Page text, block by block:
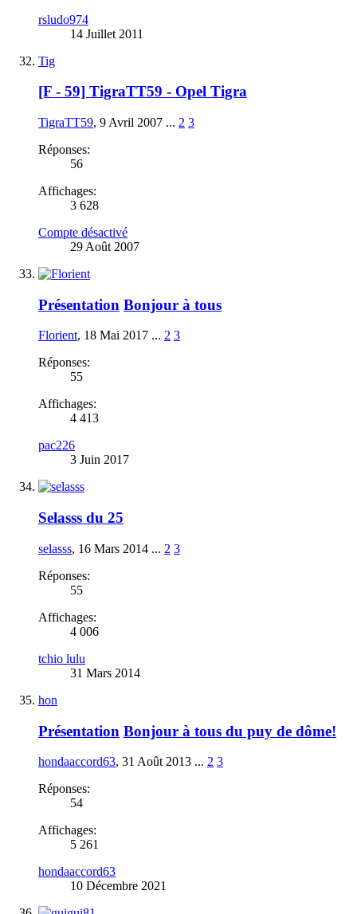
rsludo974
14 Juillet 2011
Tig
[F - 59] TigraTT59 - Opel Tigra
TigraTT59, 9 Avril 2007 ... 2 3
Réponses:
56
Affichages:
3 628
Compte désactivé
29 Août 2007
Présentation Bonjour à tous
Florient, 18 Mai 2017 ... 2 3
Réponses:
55
Affichages:
4 413
pac226
3 Juin 2017
Selasss du 25
selasss, 16 Mars 2014 ... 2 3
Réponses:
55
Affichages:
4 006
tchio lulu
31 Mars 2014
hon
Présentation Bonjour à tous du puy de dôme!
hondaaccord63, 31 Août 2013 ... 2 3
Réponses:
54
Affichages:
5 261
hondaaccord63
10 Décembre 2021